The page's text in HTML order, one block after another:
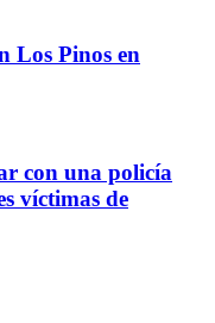
Los Pinos en
con una policía
víctimas de